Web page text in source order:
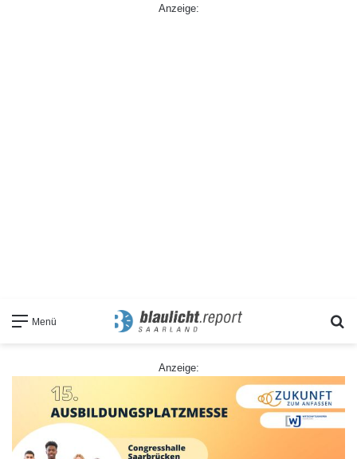
Anzeige:
Menü
Anzeige: